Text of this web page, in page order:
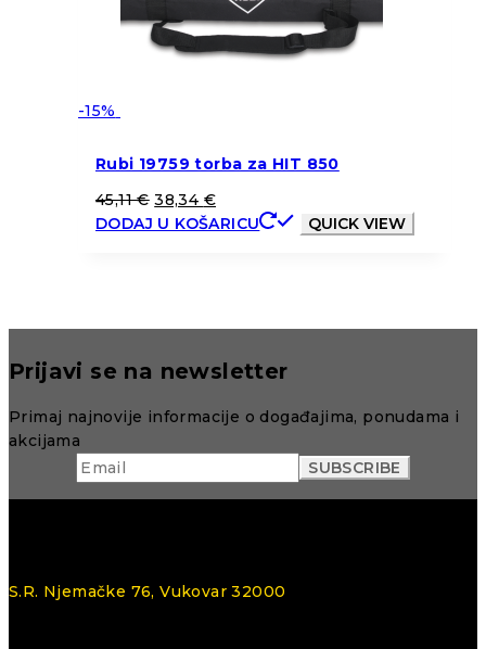
-15%
Rubi 19759 torba za HIT 850
45,11€ 38,34 €
DODAJ U KOŠARICU
QUICK VIEW
Prijavi se na newsletter
Primaj najnovije informacije o događajima, ponudama i
akcijama
S.R. Njemačke 76, Vukovar 32000